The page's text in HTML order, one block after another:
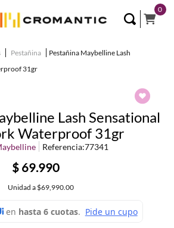
0
Pestañina
Pestañina Maybelline Lash
31gr
Lash Sensational
Waterproof 31gr
Referencia:77341
$ 69.990
Unidad a $69,990.00